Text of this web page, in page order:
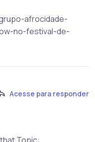
afrocidade-
no-festival-de-
Acesse para responder